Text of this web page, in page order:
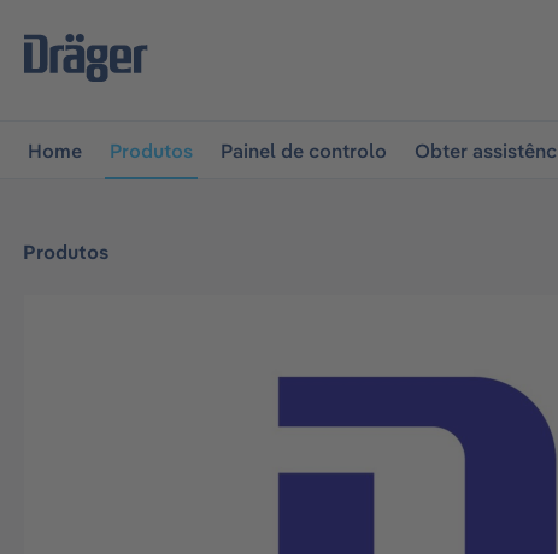
a navegação principal
Home Produtos Painel de controlo Obter
Produtos